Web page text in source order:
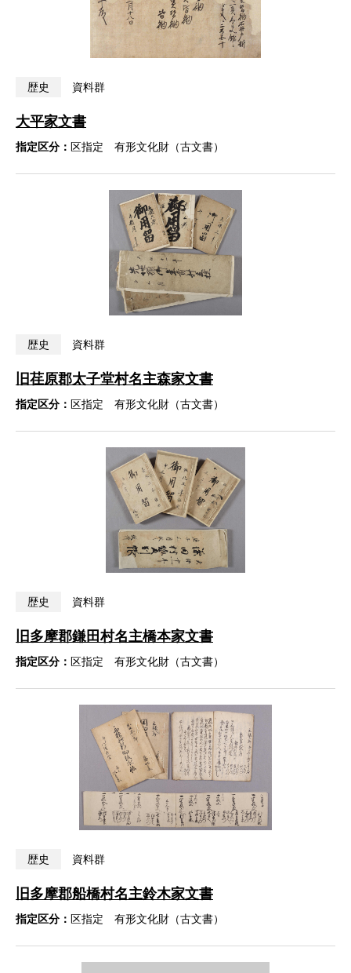
歴史 資料群
大平家文書
指定区分： 区指定 有形文化財（古文書）
歴史 資料群
旧荏原郡太子堂村名主森家文書
指定区分： 区指定 有形文化財（古文書）
歴史 資料群
旧多摩郡鎌田村名主橋本家文書
指定区分： 区指定 有形文化財（古文書）
歴史 資料群
旧多摩郡船橋村名主鈴木家文書
指定区分： 区指定 有形文化財（古文書）